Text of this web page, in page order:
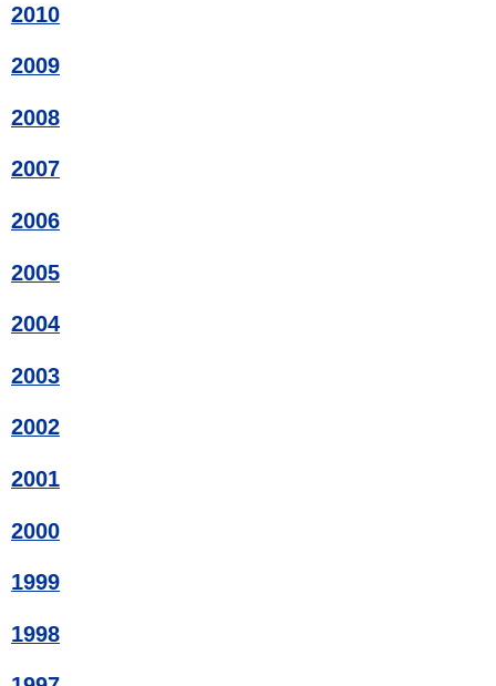
2010
2009
2008
2007
2006
2005
2004
2003
2002
2001
2000
1999
1998